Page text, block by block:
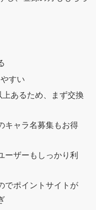
すい
あるため、まず交換
キャラ名募集もお得
ーザーもしっかり利
でポイントサイトが